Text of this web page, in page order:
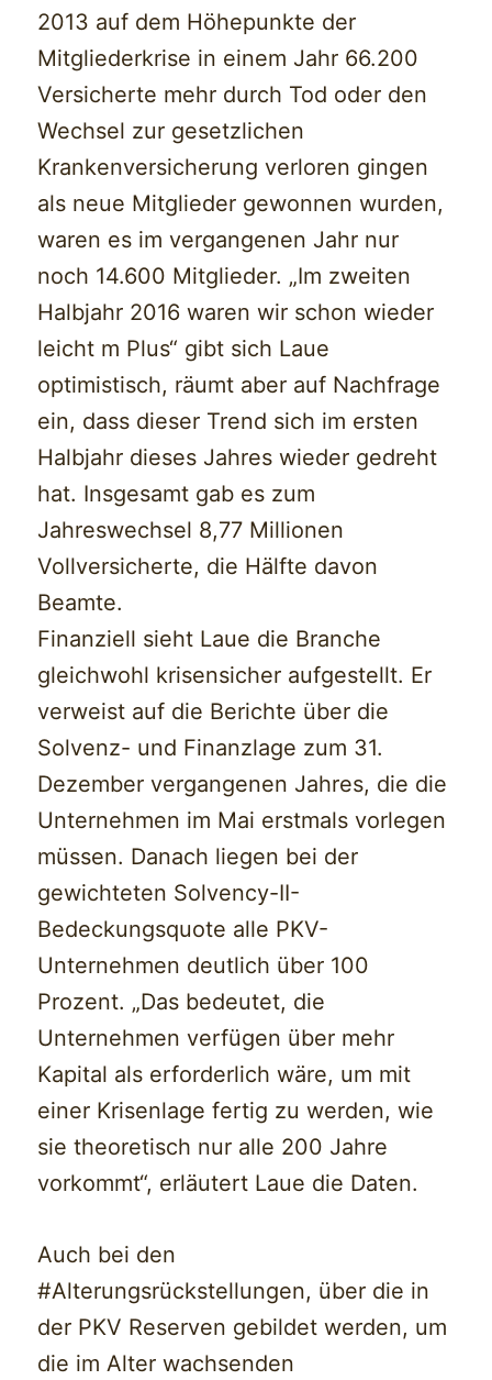
2013 auf dem Höhepunkte der
Mitgliederkrise in einem Jahr 66.200
Versicherte mehr durch Tod oder den
Wechsel zur gesetzlichen
Krankenversicherung verloren gingen
als neue Mitglieder gewonnen wurden,
waren es im vergangenen Jahr nur
noch 14.600 Mitglieder. „Im zweiten
Halbjahr 2016 waren wir schon wieder
leicht m Plus“ gibt sich Laue
optimistisch, räumt aber auf Nachfrage
ein, dass dieser Trend sich im ersten
Halbjahr dieses Jahres wieder gedreht
hat. Insgesamt gab es zum
Jahreswechsel 8,77 Millionen
Vollversicherte, die Hälfte davon
Beamte.
Finanziell sieht Laue die Branche
gleichwohl krisensicher aufgestellt. Er
verweist auf die Berichte über die
Solvenz- und Finanzlage zum 31.
Dezember vergangenen Jahres, die die
Unternehmen im Mai erstmals vorlegen
müssen. Danach liegen bei der
gewichteten Solvency-II-
Bedeckungsquote alle PKV-
Unternehmen deutlich über 100
Prozent. „Das bedeutet, die
Unternehmen verfügen über mehr
Kapital als erforderlich wäre, um mit
einer Krisenlage fertig zu werden, wie
sie theoretisch nur alle 200 Jahre
vorkommt“, erläutert Laue die Daten.
Auch bei den
#Alterungsrückstellungen, über die in
der PKV Reserven gebildet werden, um
die im Alter wachsenden